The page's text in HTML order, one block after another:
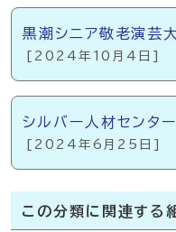
黒潮シニア敬老演芸
[2024年10月4日]
シルバー人材センター
[2024年6月25日]
この分類に関連する